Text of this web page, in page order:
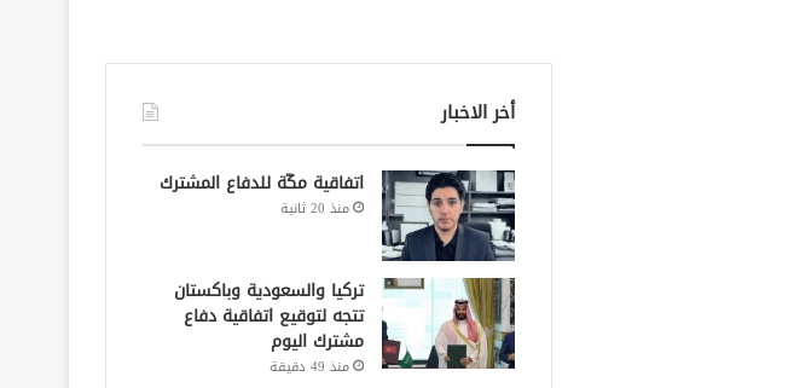
أخر الاخبار
اتفاقية مكّة للدفاع المشترك
منذ 20 ثانية
تركيا والسعودية وباكستان
تتجه لتوقيع اتفاقية دفاع
مشترك اليوم
منذ 49 دقيقة